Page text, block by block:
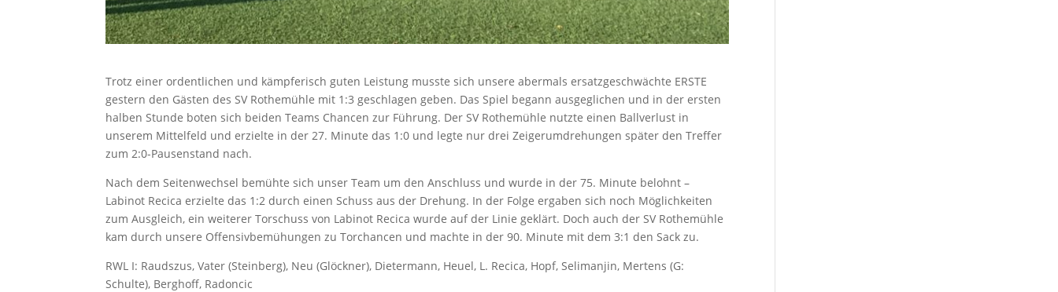
Trotz einer ordentlichen und kämpferisch guten Leistung musste sich unsere abermals ersatzgeschwächte ERSTE
gestern den Gästen des SV Rothemühle mit 1:3 geschlagen geben. Das Spiel begann ausgeglichen und in der ersten
halben Stunde boten sich beiden Teams Chancen zur Führung. Der SV Rothemühle nutzte einen Ballverlust in
unserem Mittelfeld und erzielte in der 27. Minute das 1:0 und legte nur drei Zeigerumdrehungen später den Treffer
zum 2:0-Pausenstand nach.
Nach dem Seitenwechsel bemühte sich unser Team um den Anschluss und wurde in der 75. Minute belohnt –
Labinot Recica erzielte das 1:2 durch einen Schuss aus der Drehung. In der Folge ergaben sich noch Möglichkeiten
zum Ausgleich, ein weiterer Torschuss von Labinot Recica wurde auf der Linie geklärt. Doch auch der SV Rothemühle
kam durch unsere Offensivbemühungen zu Torchancen und machte in der 90. Minute mit dem 3:1 den Sack zu.
RWL I: Raudszus, Vater (Steinberg), Neu (Glöckner), Dietermann, Heuel, L. Recica, Hopf, Selimanjin, Mertens (G:
Schulte), Berghoff, Radoncic